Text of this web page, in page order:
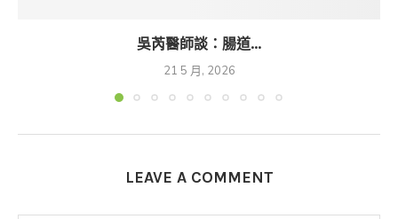
吳芮醫師談：腸道...
21 5 月, 2026
LEAVE A COMMENT